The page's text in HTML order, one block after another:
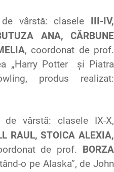
vârstă: clasele
III-IV,
ANA, CĂRBUNE
, coordonat de prof.
„Harry Potter și Piatra
, produs realizat:
de vârstă: clasele IX-X,
RAUL, STOICA ALEXIA,
de prof.
BORZA
-o pe Alaska”, de John